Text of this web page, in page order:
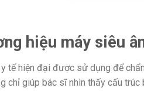
hiệu máy siêu
tế hiện đại được sử dụng để
chỉ giúp bác sĩ nhìn thấy cấu